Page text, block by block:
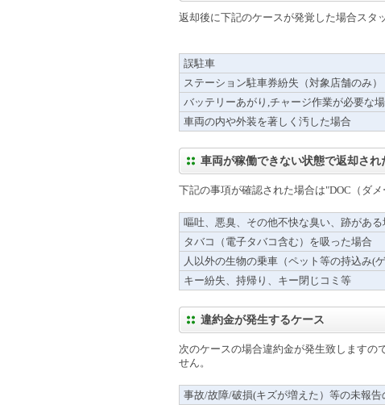
返却後に下記のケースが発覚した場合スタ
誤駐車
ステーション駐車券紛失（対象店舗のみ）
バッテリーあがり,チャージ作業が必要な
車両の内や外装を著しく汚した場合
車両が稼働できない状態で返却され
下記の事項が確認された場合は"DOC（ダ
嘔吐、悪臭、その他不快な臭い、跡がある
タバコ（電子タバコ含む）を吸った場合
人以外の生物の乗車（ペット等の持込み(ゲ
キー紛失、持帰り、キー閉じコミ等
違約金が発生するケース
次のケースの場合違約金が発生致しますの
せん。
事故/故障/破損(キズが増えた）等の未報告